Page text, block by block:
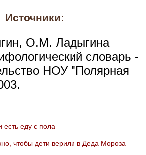
Источники:
О.М. Ладыгина
словарь -
НОУ "Полярная
есть еду с пола
чтобы дети верили в Деда Мороза